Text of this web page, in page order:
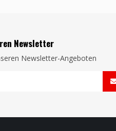
Newsletter
Newsletter-Angeboten